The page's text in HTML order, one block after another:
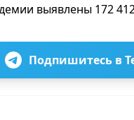
выявлены 172
Подпишитесь в